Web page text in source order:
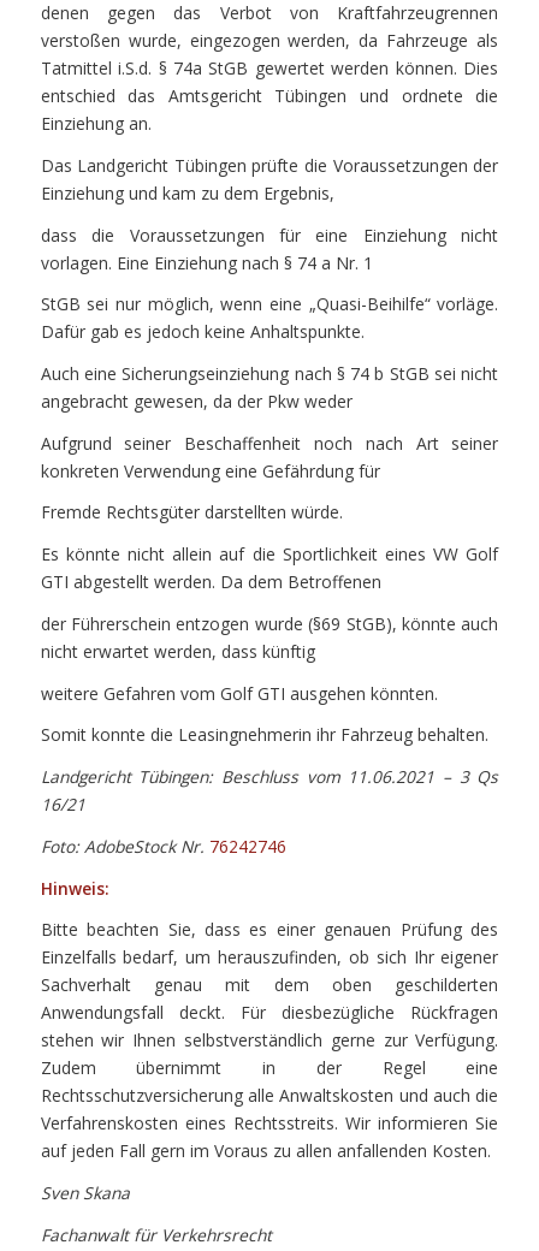
denen gegen das Verbot von Kraftfahrzeugrennen
verstoßen wurde, eingezogen werden, da Fahrzeuge als
Tatmittel i.S.d. § 74a StGB gewertet werden können. Dies
entschied das Amtsgericht Tübingen und ordnete die
Einziehung an.
Das Landgericht Tübingen prüfte die Voraussetzungen der
Einziehung und kam zu dem Ergebnis,
dass die Voraussetzungen für eine Einziehung nicht
vorlagen. Eine Einziehung nach § 74 a Nr. 1
StGB sei nur möglich, wenn eine „Quasi-Beihilfe“ vorläge.
Dafür gab es jedoch keine Anhaltspunkte.
Auch eine Sicherungseinziehung nach § 74 b StGB sei nicht
angebracht gewesen, da der Pkw weder
Aufgrund seiner Beschaffenheit noch nach Art seiner
konkreten Verwendung eine Gefährdung für
Fremde Rechtsgüter darstellten würde.
Es könnte nicht allein auf die Sportlichkeit eines VW Golf
GTI abgestellt werden. Da dem Betroffenen
der Führerschein entzogen wurde (§69 StGB), könnte auch
nicht erwartet werden, dass künftig
weitere Gefahren vom Golf GTI ausgehen könnten.
Somit konnte die Leasingnehmerin ihr Fahrzeug behalten.
Landgericht Tübingen: Beschluss vom 11.06.2021 – 3 Qs
16/21
Foto: AdobeStock Nr. 76242746
Hinweis:
Bitte beachten Sie, dass es einer genauen Prüfung des
Einzelfalls bedarf, um herauszufinden, ob sich Ihr eigener
Sachverhalt genau mit dem oben geschilderten
Anwendungsfall deckt. Für diesbezügliche Rückfragen
stehen wir Ihnen selbstverständlich gerne zur Verfügung.
Zudem übernimmt in der Regel eine
Rechtsschutzversicherung alle Anwaltskosten und auch die
Verfahrenskosten eines Rechtsstreits. Wir informieren Sie
auf jeden Fall gern im Voraus zu allen anfallenden Kosten.
Sven Skana
Fachanwalt für Verkehrsrecht